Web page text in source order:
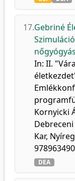
17.Gebriné
In: II.
Kornyicki
Kar,
DEA